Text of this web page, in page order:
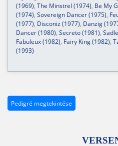
(1969), The Minstrel (1974), Be My
(1974), Sovereign Dancer (1975),
(1977), Disconiz (1977), Danzig
Dancer (1980), Secreto (1981),
Fabuleux (1982), Fairy King (1982),
(1993)
Pedigré megtekintése